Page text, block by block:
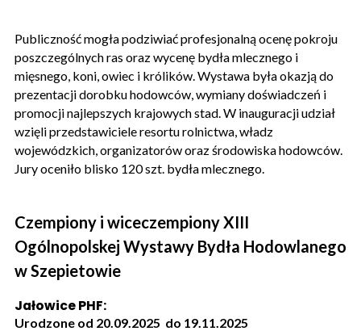
Publiczność mogła podziwiać profesjonalną ocenę pokroju
poszczególnych ras oraz wycenę bydła mlecznego i
mięsnego, koni, owiec i królików. Wystawa była okazją do
prezentacji dorobku hodowców, wymiany doświadczeń i
promocji najlepszych krajowych stad. W inauguracji udział
wzięli przedstawiciele resortu rolnictwa, władz
wojewódzkich, organizatorów oraz środowiska hodowców.
Jury oceniło blisko 120 szt. bydła mlecznego.
Czempiony i wiceczempiony XIII
Ogólnopolskej Wystawy Bydła Hodowlanego
w Szepietowie
Jałowice PHF:
Urodzone od 20.09.2025 do 19.11.2025